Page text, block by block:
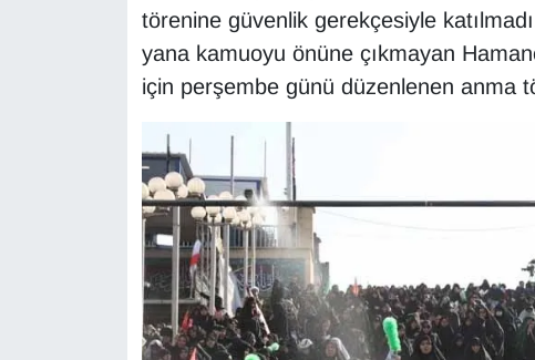
törenine güvenlik gerekçesiyle
yana kamuoyu önüne çıkmayan
için perşembe günü düzenlenen anma
TEKNOLOJİ
VAN'DA SPOR